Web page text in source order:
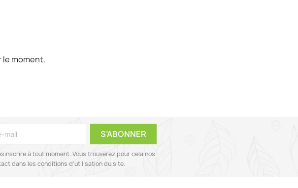
le moment.
à tout moment. Vous trouverez pour cela nos
dans les conditions d'utilisation du site.